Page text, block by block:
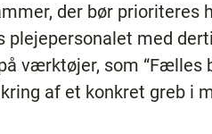
der bør
plejepersonalet med
værktøjer, som “Fælles
af et konkret greb i